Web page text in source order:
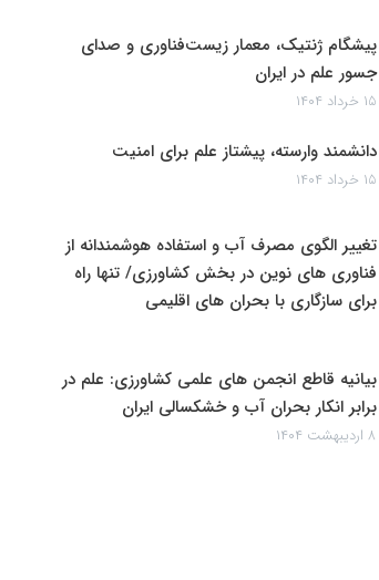
پیشگام ژنتیک، معمار زیست‌فناوری و صدای
جسور علم در ایران
۱۵ خرداد ۱۴۰۴
دانشمند وارسته، پیشتاز علم برای امنیت
۱۵ خرداد ۱۴۰۴
تغییر الگوی مصرف آب و استفاده هوشمندانه از
فناوری های نوین در بخش کشاورزی/ تنها راه
برای سازگاری با بحران های اقلیمی
بیانیه قاطع انجمن های علمی کشاورزی: علم در
برابر انکار بحران آب و خشکسالی ایران
۸ اردیبهشت ۱۴۰۴